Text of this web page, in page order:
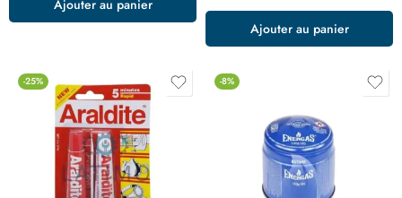
Ajouter au panier
5
Ajouter au panier
-25% -8%